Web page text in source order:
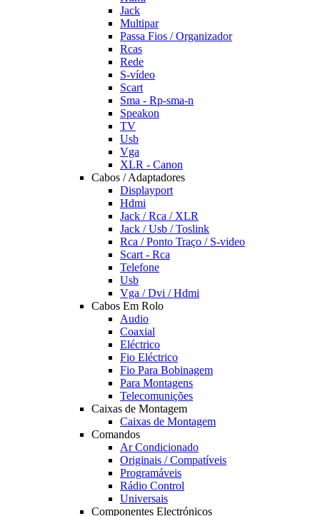
Jack
Multipar
Passa Fios / Organizador
Rcas
Rede
S-vídeo
Scart
Sma - Rp-sma-n
Speakon
TV
Usb
Vga
XLR - Canon
Cabos / Adaptadores
Displayport
Hdmi
Jack / Rca / XLR
Jack / Usb / Toslink
Rca / Ponto Traço / S-video
Scart - Rca
Telefone
Usb
Vga / Dvi / Hdmi
Cabos Em Rolo
Audio
Coaxial
Eléctrico
Fio Eléctrico
Fio Para Bobinagem
Para Montagens
Telecomunições
Caixas de Montagem
Caixas de Montagem
Comandos
Ar Condicionado
Originais / Compatíveis
Programáveis
Rádio Control
Universais
Componentes Electrónicos